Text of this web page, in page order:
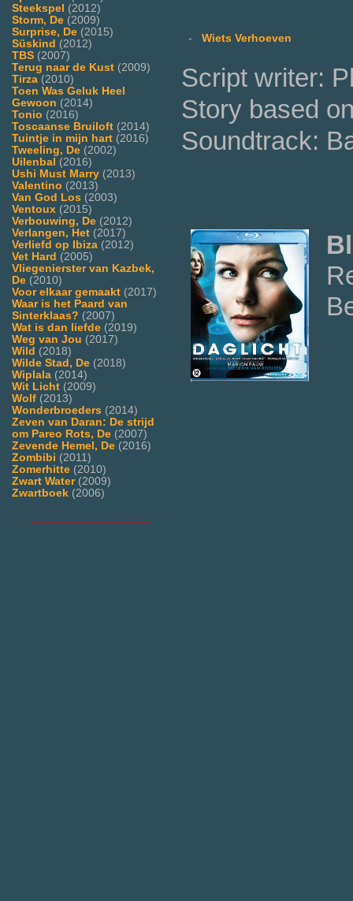
Steekspel (2012)
Storm, De (2009)
Surprise, De (2015)
Süskind (2012)
TBS (2007)
Terug naar de Kust (2009)
Tirza (2010)
Toen Was Geluk Heel
Gewoon (2014)
Tonio (2016)
Toscaanse Bruiloft (2014)
Tuintje in mijn hart (2016)
Tweeling, De (2002)
Uilenbal (2016)
Ushi Must Marry (2013)
Valentino (2013)
Van God Los (2003)
Ventoux (2015)
Verbouwing, De (2012)
Verlangen, Het (2017)
Verliefd op Ibiza (2012)
Vet Hard (2005)
Vliegenierster van Kazbek,
De (2010)
Voor elkaar gemaakt (2017)
Waar is het Paard van
Sinterklaas? (2007)
Wat is dan liefde (2019)
Weg van Jou (2017)
Wild (2018)
Wilde Stad, De (2018)
Wiplala (2014)
Wit Licht (2009)
Wolf (2013)
Wonderbroeders (2014)
Zeven van Daran: De strijd
om Pareo Rots, De (2007)
Zevende Hemel, De (2016)
Zombibi (2011)
Zomerhitte (2010)
Zwart Water(2009)
Zwartboek (2006)
- Wiets Verhoeven
Script writer:
Story based
Soundtrack: